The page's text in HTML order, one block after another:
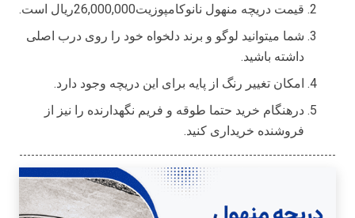
قیمت دریچه منهول نانوکامپوزیت26,000,000ریال است.
شما میتوانید لوگو و برند دلخواه خود را روی درب اصلی
داشته باشید.
امکان تغییر رنگ از پایه برای این دریچه وجود دارد.
درهنگام خرید حتما طوقه و فریم نگهدارنده را نیز از
فروشنده خریداری کنید.